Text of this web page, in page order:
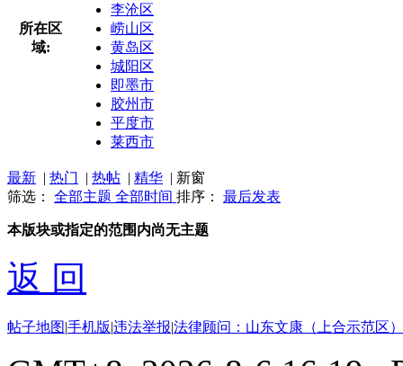
所在区
域:
李沧区
崂山区
黄岛区
城阳区
即墨市
胶州市
平度市
莱西市
最新 | 热门 | 热帖 | 精华 | 新窗
筛选： 全部主题 全部时间 排序： 最后发表
本版块或指定的范围内尚无主题
返 回
帖子地图|手机版|违法举报|法律顾问：山东文康（上合示范区